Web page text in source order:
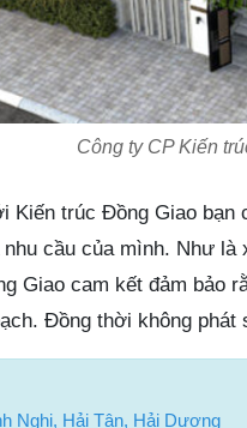
Công ty CP Kiến
Kiến trúc Đồng Giao
cầu của mình. Như
Giao cam kết đảm bảo
Đồng thời không
Nghị, Hải Tân, Hải Dương